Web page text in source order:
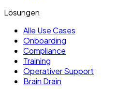
Lösungen
Alle Use Cases
Onboarding
Compliance
Training
Operativer Support
Brain Drain